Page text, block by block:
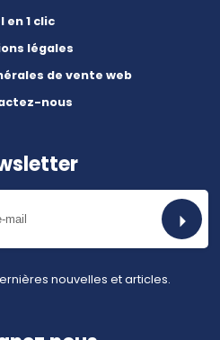
en 1 clic
légales
de vente web
nous
nouvelles et articles.